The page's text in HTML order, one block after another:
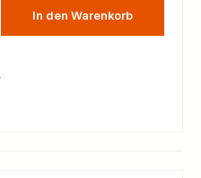
In den Warenkorb